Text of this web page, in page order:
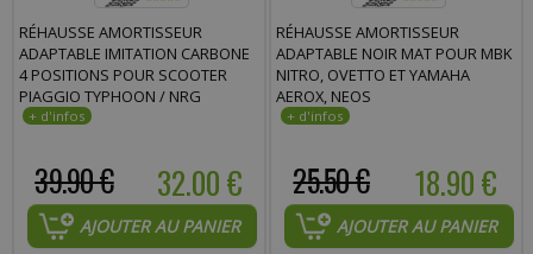
RÉHAUSSE AMORTISSEUR
ADAPTABLE IMITATION CARBONE
4 POSITIONS POUR SCOOTER
PIAGGIO TYPHOON / NRG
32.00 €
39.90 €
AJOUTER AU PANIER
RÉHAUSSE AMORTISSEUR
ADAPTABLE NOIR MAT POUR MBK
NITRO, OVETTO ET YAMAHA
AEROX, NEOS
18.90 €
25.50 €
AJOUTER AU PANIER